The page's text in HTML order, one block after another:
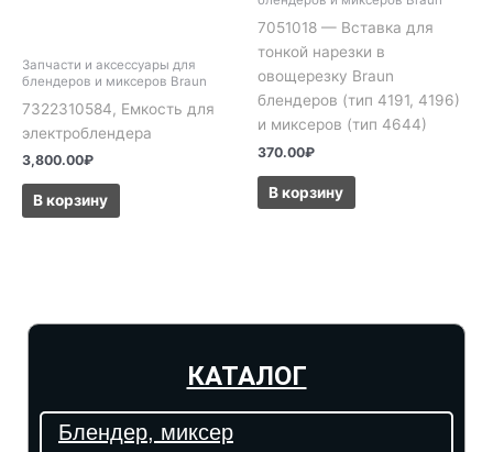
Запчасти и аксессуары для
блендеров и миксеров Braun
7322310584, Емкость для
электроблендера
3,800.00₽
В корзину
7051018 — Вставка для
тонкой нарезки в
овощерезку Braun
блендеров (тип 4191, 4196)
и миксеров (тип 4644)
370.00₽
В корзину
КАТАЛОГ
Блендер, миксер